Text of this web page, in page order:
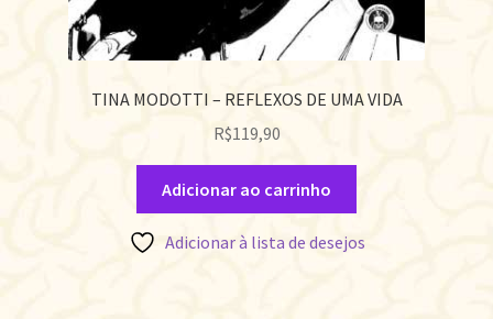
TINA MODOTTI – REFLEXOS DE UMA VIDA
R$119,90
Adicionar ao carrinho
Adicionar à lista de desejos